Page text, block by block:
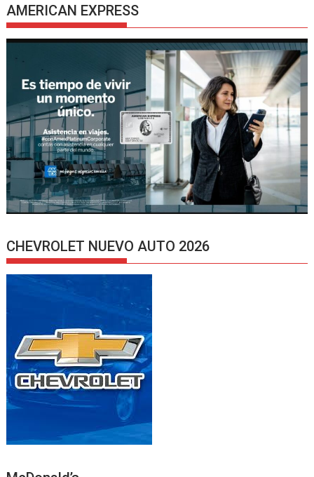
AMERICAN EXPRESS
CHEVROLET NUEVO AUTO 2026